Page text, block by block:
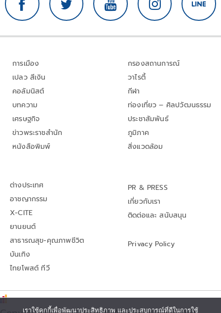
การเมือง
เปลว สีเงิน
คอลัมนิสต์
บทความ
เศรษฐกิจ
ข่าวพระราชสำนัก
หนังสือพิมพ์
กรองสถานการณ์
วาไรตี้
กีฬา
ท่องเที่ยว – ศิลปวัฒนธรรม
ประชาสัมพันธ์
ภูมิภาค
สิ่งแวดล้อม
ต่างประเทศ
อาชญากรรม
X-CITE
ยานยนต์
สาธารณสุข-คุณภาพชีวิต
บันเทิง
ไทยโพสต์ ทีวี
PR & PRESS
เกี่ยวกับเรา
ติดต่อและ สนับสนุน
Privacy Policy
เราใช้คุกกี้เพื่อพัฒนาประสิทธิภาพ และประสบการณ์ที่ดีในการใช้